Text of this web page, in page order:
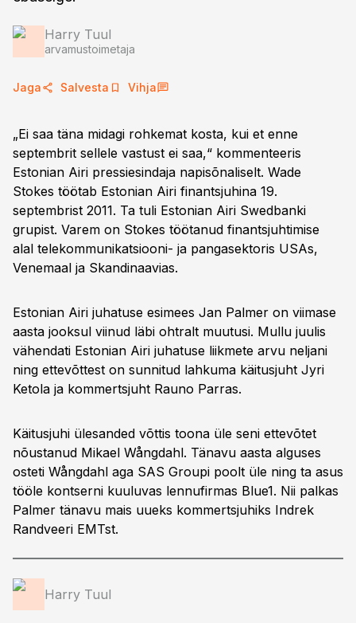
Harry Tuul
arvamustoimetaja
Jaga Salvesta Vihja
„Ei saa täna midagi rohkemat kosta, kui et enne
septembrit sellele vastust ei saa,“ kommenteeris
Estonian Airi pressiesindaja napisõnaliselt. Wade
Stokes töötab Estonian Airi finantsjuhina 19.
septembrist 2011. Ta tuli Estonian Airi Swedbanki
grupist. Varem on Stokes töötanud finantsjuhtimise
alal telekommunikatsiooni- ja pangasektoris USAs,
Venemaal ja Skandinaavias.
Estonian Airi juhatuse esimees Jan Palmer on viimase
aasta jooksul viinud läbi ohtralt muutusi. Mullu juulis
vähendati Estonian Airi juhatuse liikmete arvu neljani
ning ettevõttest on sunnitud lahkuma käitusjuht Jyri
Ketola ja kommertsjuht Rauno Parras.
Käitusjuhi ülesanded võttis toona üle seni ettevõtet
nõustanud Mikael Wångdahl. Tänavu aasta alguses
osteti Wångdahl aga SAS Groupi poolt üle ning ta asus
tööle kontserni kuuluvas lennufirmas Blue1. Nii palkas
Palmer tänavu mais uueks kommertsjuhiks Indrek
Randveeri EMTst.
Harry Tuul